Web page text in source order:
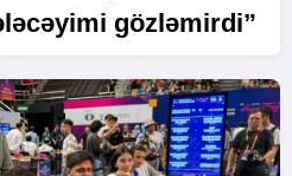
gözləmirdi”